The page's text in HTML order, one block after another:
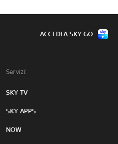
Servizi:
SKY TV
SKY APPS
NOW
ACCEDI A SKY GO